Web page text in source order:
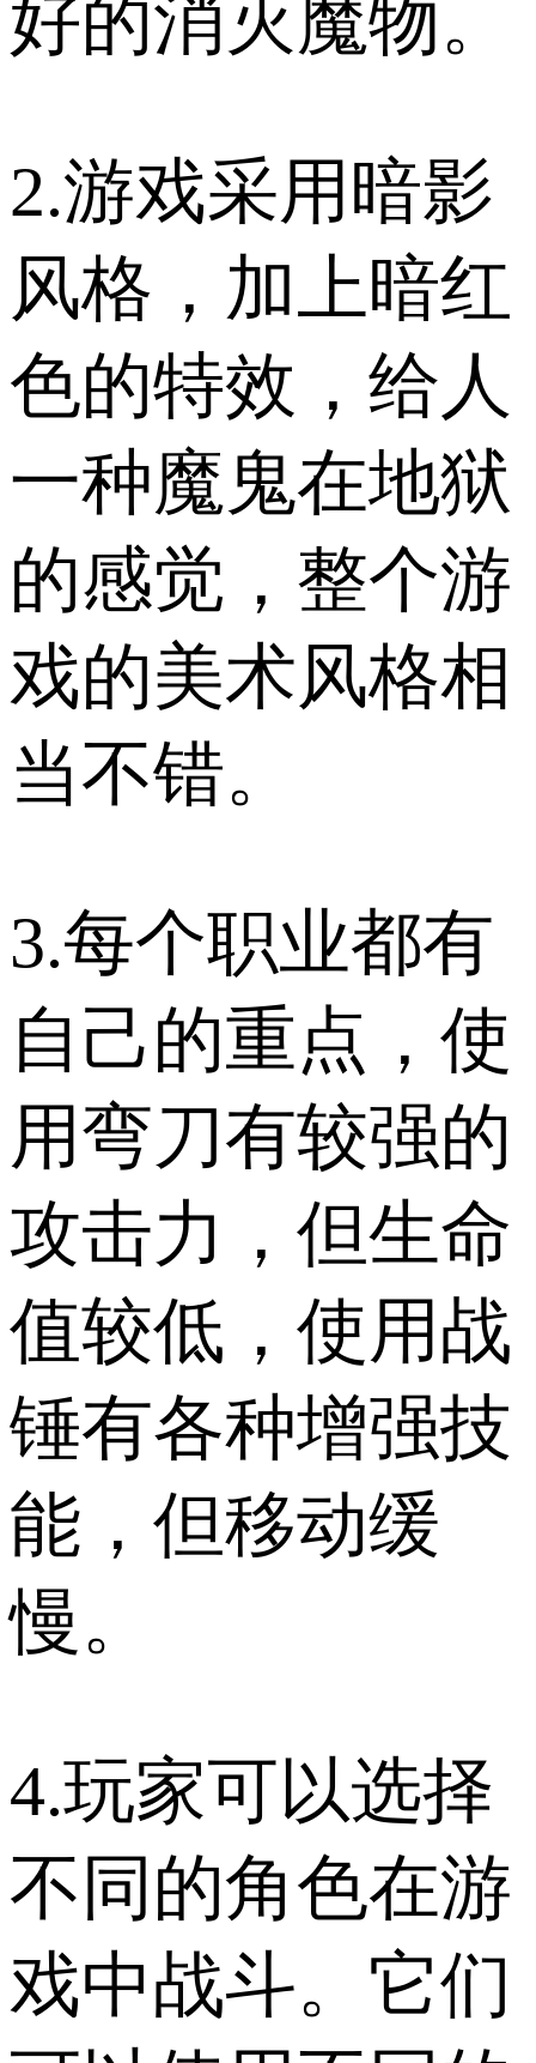
好的消灭魔物。
2.游戏采用暗影
风格，加上暗红
色的特效，给人
一种魔鬼在地狱
的感觉，整个游
戏的美术风格相
当不错。
3.每个职业都有
自己的重点，使
用弯刀有较强的
攻击力，但生命
值较低，使用战
锤有各种增强技
能，但移动缓
慢。
4.玩家可以选择
不同的角色在游
戏中战斗。它们